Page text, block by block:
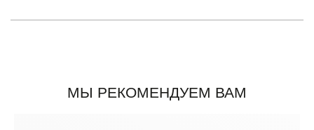
МЫ РЕКОМЕНДУЕМ ВАМ